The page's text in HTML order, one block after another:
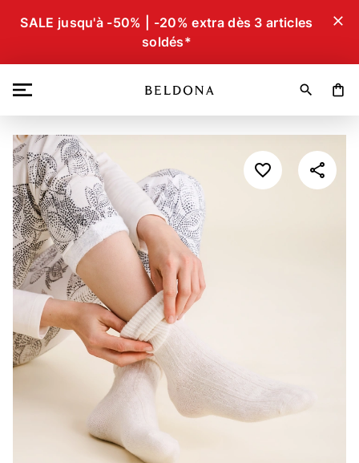
SALE jusqu'à -50% | -20% extra dès 3 articles
soldés*
close
search shopping_bag